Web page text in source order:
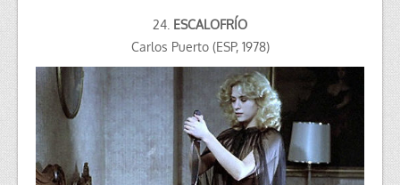
24. ESCALOFRÍO
Carlos Puerto (ESP, 1978)